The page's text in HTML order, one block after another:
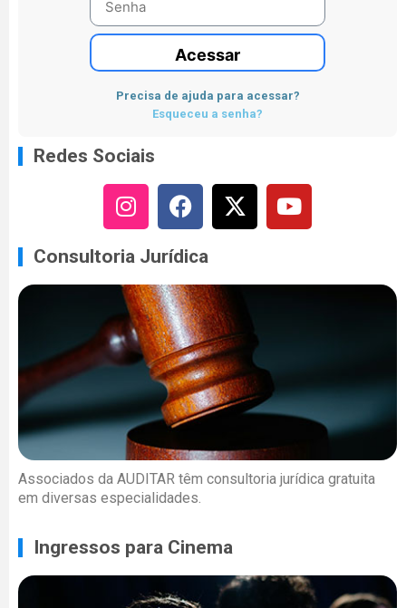
Acessar
Precisa de ajuda para acessar?
Esqueceu a senha?
Redes Sociais
Consultoria Jurídica
Associados da AUDITAR têm consultoria jurídica gratuita
em diversas especialidades.
Ingressos para Cinema